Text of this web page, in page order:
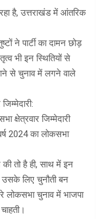
है, उत्तराखंड में आंतरिक
ने पार्टी का दामन छोड़
भी इन स्थितियों से
से चुनाव में लगने वाले
क्षेत्रवार जिम्मेदारी
2024 का लोकसभा
की तो है ही, साथ में इन
उसके लिए चुनौती बन
लोकसभा चुनाव में भाजपा